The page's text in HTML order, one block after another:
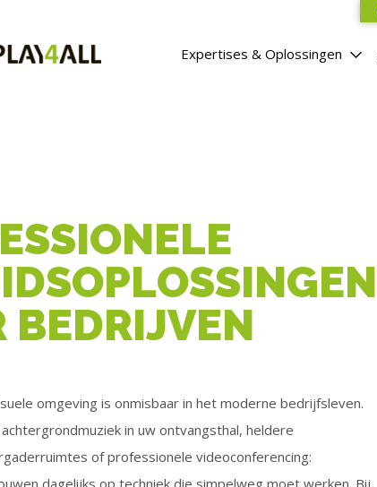
Expertises & Oplossingen
BEDRIJVEN
omgeving is onmisbaar in het moderne bedrijfsleven.
in uw ontvangsthal, heldere
of professionele videoconferencing:
dagelijks op techniek die simpelweg moet werken. Bij